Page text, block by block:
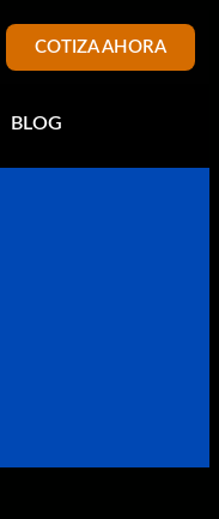
COTIZA AHORA
BLOG